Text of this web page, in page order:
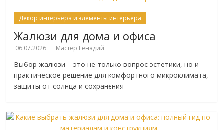
Декор интерьера и элементы интерьера
Жалюзи для дома и офиса
06.07.2026 Мастер Генадий
Выбор жалюзи – это не только вопрос эстетики, но и
практическое решение для комфортного микроклимата,
защиты от солнца и сохранения